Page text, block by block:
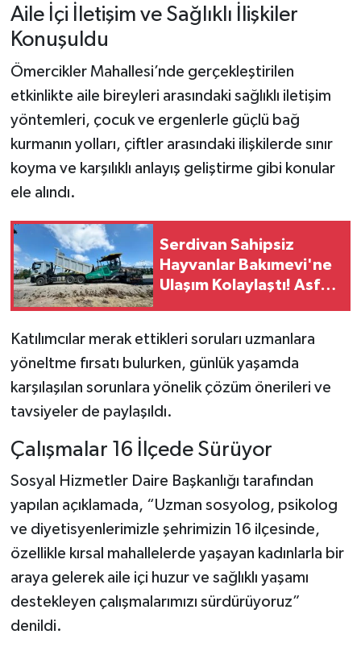
Aile İçi İletişim ve Sağlıklı İlişkiler
Konuşuldu
Ömercikler Mahallesi’nde gerçekleştirilen
etkinlikte aile bireyleri arasındaki sağlıklı iletişim
yöntemleri, çocuk ve ergenlerle güçlü bağ
kurmanın yolları, çiftler arasındaki ilişkilerde sınır
koyma ve karşılıklı anlayış geliştirme gibi konular
ele alındı.
Serdivan Sahipsiz
Hayvanlar Bakımevi'ne
Ulaşım Kolaylaştı! Asfalt
Katılımcılar merak ettikleri soruları uzmanlara
yöneltme fırsatı bulurken, günlük yaşamda
karşılaşılan sorunlara yönelik çözüm önerileri ve
tavsiyeler de paylaşıldı.
Çalışmalar 16 İlçede Sürüyor
Sosyal Hizmetler Daire Başkanlığı tarafından
yapılan açıklamada, “Uzman sosyolog, psikolog
ve diyetisyenlerimizle şehrimizin 16 ilçesinde,
özellikle kırsal mahallelerde yaşayan kadınlarla bir
araya gelerek aile içi huzur ve sağlıklı yaşamı
destekleyen çalışmalarımızı sürdürüyoruz”
denildi.